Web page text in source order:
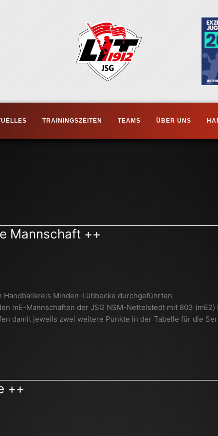
TRAININGSZEITEN TEAMS ÜBER UNS
Mannschaft ++
Handballkreis Minden-Lübbecke durchgeführten
mE-Mannschaften der JSG NSM-Nettelstedt mit 803 (mE2)
damit jeweils zwei weitere Punkte in der Tabelle für die
++